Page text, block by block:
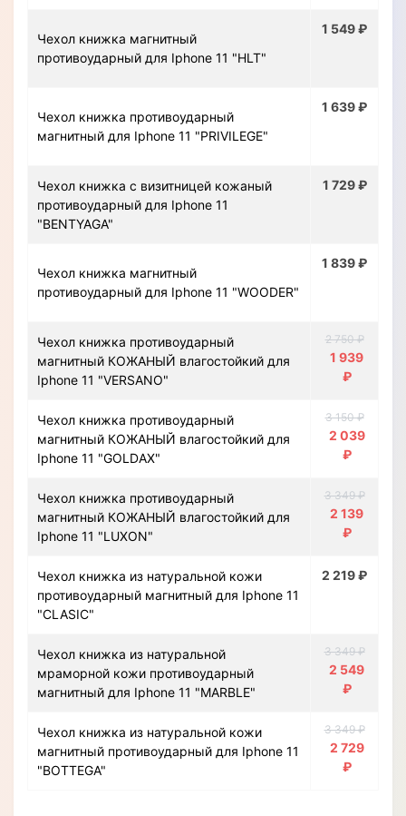
Чехол книжка магнитный
противоударный для Iphone 11 "HLT"
1 549 ₽
Чехол книжка противоударный
магнитный для Iphone 11 "PRIVILEGE"
1 639 ₽
Чехол книжка с визитницей кожаный
противоударный для Iphone 11
"BENTYAGA"
1 729 ₽
Чехол книжка магнитный
противоударный для Iphone 11 "WOODER"
1 839 ₽
Чехол книжка противоударный
магнитный КОЖАНЫЙ влагостойкий для
Iphone 11 "VERSANO"
2 750 ₽
1 939
₽
Чехол книжка противоударный
магнитный КОЖАНЫЙ влагостойкий для
Iphone 11 "GOLDAX"
3 150 ₽
2 039
₽
Чехол книжка противоударный
магнитный КОЖАНЫЙ влагостойкий для
Iphone 11 "LUXON"
3 349 ₽
2 139
₽
Чехол книжка из натуральной кожи
противоударный магнитный для Iphone 11
"CLASIC"
2 219 ₽
Чехол книжка из натуральной
мраморной кожи противоударный
магнитный для Iphone 11 "MARBLE"
3 349 ₽
2 549
₽
Чехол книжка из натуральной кожи
магнитный противоударный для Iphone 11
"BOTTEGA"
3 349 ₽
2 729
₽